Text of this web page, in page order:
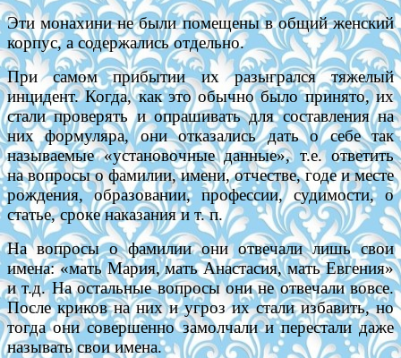
Эти монахини не были помещены в общий женский
корпус, а содержались отдельно.
При самом прибытии их разыгрался тяжелый
инцидент. Когда, как это обычно было принято, их
стали проверять и опрашивать для составления на
них формуляра, они отказались дать о себе так
называемые «установочные данные», т.е. ответить
на вопросы о фамилии, имени, отчестве, годе и месте
рождения, образовании, профессии, судимости, о
статье, сроке наказания и т. п.
На вопросы о фамилии они отвечали лишь свои
имена: «мать Мария, мать Анастасия, мать Евгения»
и т.д. На остальные вопросы они не отвечали вовсе.
После криков на них и угроз их стали избавить, но
тогда они совершенно замолчали и перестали даже
называть свои имена.